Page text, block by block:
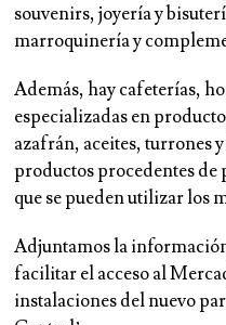
souvenirs, joyería y
marroquinería y
Además, hay cafeterías,
especializadas en
azafrán, aceites, turrones
productos procedentes de
que se pueden utilizar los
Adjuntamos la
facilitar el acceso al
instalaciones del nuevo